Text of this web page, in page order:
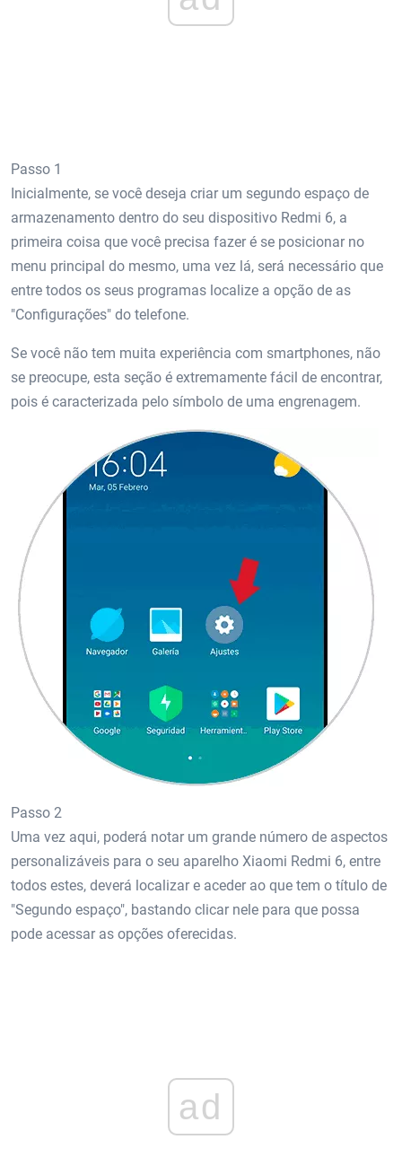
Passo 1
Inicialmente, se você deseja criar um segundo espaço de
armazenamento dentro do seu dispositivo Redmi 6, a
primeira coisa que você precisa fazer é se posicionar no
menu principal do mesmo, uma vez lá, será necessário que
entre todos os seus programas localize a opção de as
"Configurações" do telefone.
Se você não tem muita experiência com smartphones, não
se preocupe, esta seção é extremamente fácil de encontrar,
pois é caracterizada pelo símbolo de uma engrenagem.
Passo 2
Uma vez aqui, poderá notar um grande número de aspectos
personalizáveis ​​para o seu aparelho Xiaomi Redmi 6, entre
todos estes, deverá localizar e aceder ao que tem o título de
"Segundo espaço", bastando clicar nele para que possa
pode acessar as opções oferecidas.
ad